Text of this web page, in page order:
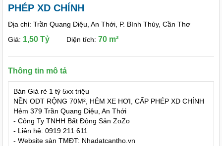
PHÉP XD CHÍNH
Địa chỉ: Trần Quang Diệu, An Thới, P. Bình Thủy, Cần Thơ
Giá: 1,50 Tỷ Diện tích: 70 m²
Thông tin mô tả
Bán Giá rẻ 1 tỷ 5xx triệu
NỀN ODT RỘNG 70M², HẺM XE HƠI, CẤP PHÉP XD CHÍNH
Hẻm 379 Trần Quang Diệu, An Thới
- Công Ty TNHH Bất Động Sản ZoZo
- Liên hệ: 0919 211 611
- Website sàn TMĐT: Nhadatcantho.vn